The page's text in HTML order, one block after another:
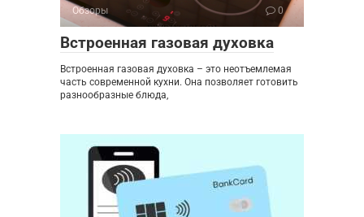
Обзоры 0
Встроенная газовая духовка
Встроенная газовая духовка – это неотъемлемая
часть современной кухни. Она позволяет готовить
разнообразные блюда,